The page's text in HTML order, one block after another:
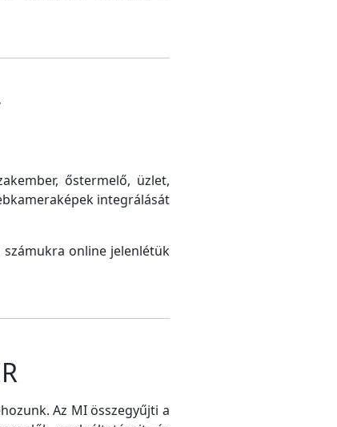
őstermelő, üzlet,
integrálását
online jelenlétük
Az MI összegyűjti a